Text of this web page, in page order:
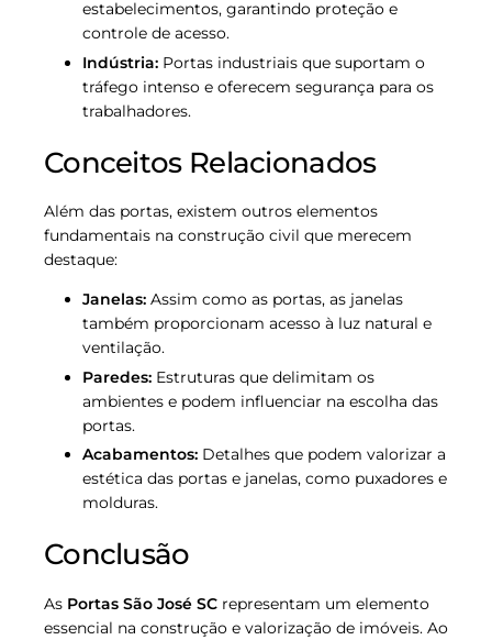
estabelecimentos, garantindo proteção e
controle de acesso.
Indústria: Portas industriais que suportam o
tráfego intenso e oferecem segurança para os
trabalhadores.
Conceitos Relacionados
Além das portas, existem outros elementos
fundamentais na construção civil que merecem
destaque:
Janelas: Assim como as portas, as janelas
também proporcionam acesso à luz natural e
ventilação.
Paredes: Estruturas que delimitam os
ambientes e podem influenciar na escolha das
portas.
Acabamentos: Detalhes que podem valorizar a
estética das portas e janelas, como puxadores e
molduras.
Conclusão
As Portas São José SC representam um elemento
essencial na construção e valorização de imóveis. Ao